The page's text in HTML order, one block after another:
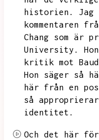
historien.
kommentaren
Chang som är
University.
kritik mot
Hon säger så
här från en
så
identitet.
Och det här